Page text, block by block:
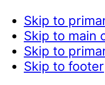
Skip to
Skip to main
Skip to
Skip to footer